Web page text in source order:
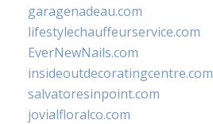
garagenadeau.com
lifestylechauffeurservice.com
EverNewNails.com
insideoutdecoratingcentre.com
salvatoresinpoint.com
jovialfloralco.com